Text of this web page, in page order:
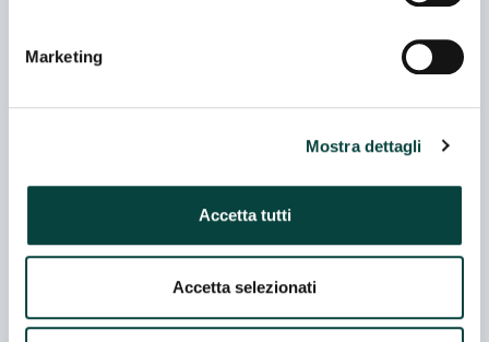
Marketing
Mostra dettagli
Accetta tutti
Accetta selezionati
Padiglione 02 - Stand J 020
AZ. AGR. BONATI GIORGIO
Co-espositore